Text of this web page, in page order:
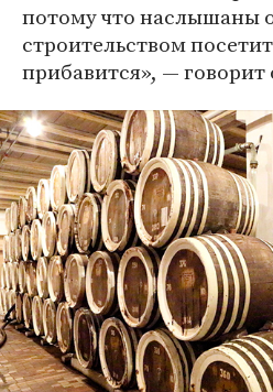
потому что наслышаны
строительством
прибавится», — говорит